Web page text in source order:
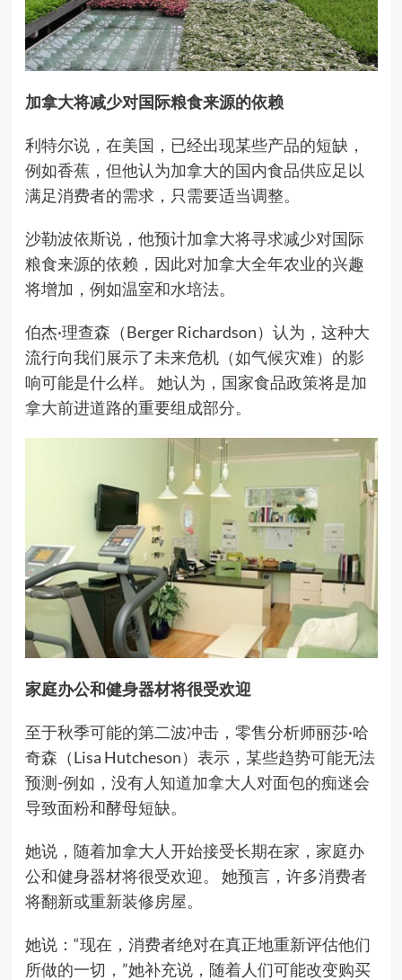
加拿大将减少对国际粮食来源的依赖
利特尔说，在美国，已经出现某些产品的短缺，
例如香蕉，但他认为加拿大的国内食品供应足以
满足消费者的需求，只需要适当调整。
沙勒波依斯说，他预计加拿大将寻求减少对国际
粮食来源的依赖，因此对加拿大全年农业的兴趣
将增加，例如温室和水培法。
伯杰·理查森（Berger Richardson）认为，这种大
流行向我们展示了未来危机（如气候灾难）的影
响可能是什么样。 她认为，国家食品政策将是加
拿大前进道路的重要组成部分。
家庭办公和健身器材将很受欢迎
至于秋季可能的第二波冲击，零售分析师丽莎·哈
奇森（Lisa Hutcheson）表示，某些趋势可能无法
预测-例如，没有人知道加拿大人对面包的痴迷会
导致面粉和酵母短缺。
她说，随着加拿大人开始接受长期在家，家庭办
公和健身器材将很受欢迎。 她预言，许多消费者
将翻新或重新装修房屋。
她说：“现在，消费者绝对在真正地重新评估他们
所做的一切，”她补充说，随着人们可能改变购买